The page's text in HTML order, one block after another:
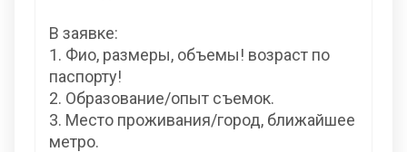
В заявке:
1. Фио, размеры, объемы! возраст по
паспорту!
2. Образование/опыт съемок.
3. Место проживания/город, ближайшее
метро.